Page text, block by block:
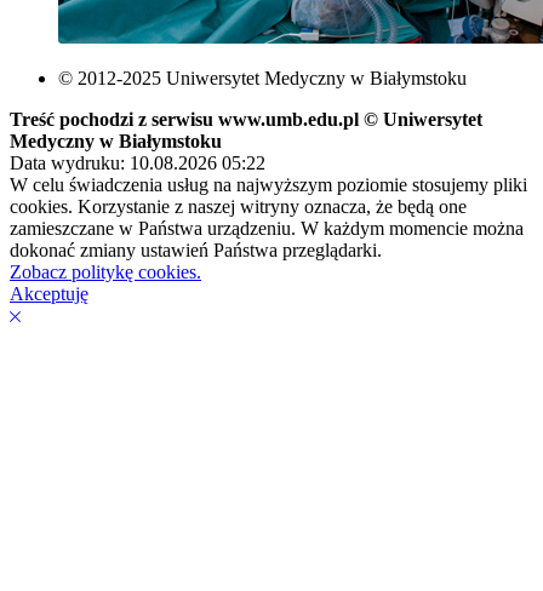
© 2012-2025 Uniwersytet Medyczny w Białymstoku
Treść pochodzi z serwisu www.umb.edu.pl © Uniwersytet
Medyczny w Białymstoku
Data wydruku: 10.08.2026 05:22
W celu świadczenia usług na najwyższym poziomie stosujemy pliki
cookies. Korzystanie z naszej witryny oznacza, że będą one
zamieszczane w Państwa urządzeniu. W każdym momencie można
dokonać zmiany ustawień Państwa przeglądarki.
Zobacz politykę cookies.
Akceptuję